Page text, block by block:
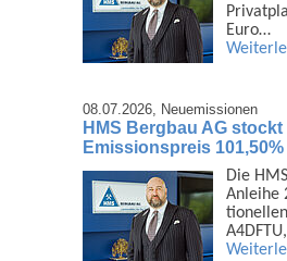
Euro…
08.07.2026, Neuemissionen
HMS Bergbau AG stockt
Emissionspreis 101,50%
Die
Anleihe